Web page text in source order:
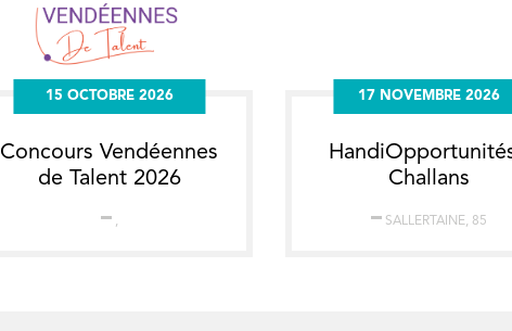
15 OCTOBRE 2026
Concours Vendéennes
de Talent 2026
,
17 NOVEMBRE 2026
Challans
SALLERTAINE, 85